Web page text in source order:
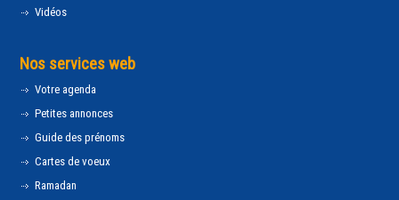
Vidéos
Nos services web
Votre agenda
Petites annonces
Guide des prénoms
Cartes de voeux
Ramadan